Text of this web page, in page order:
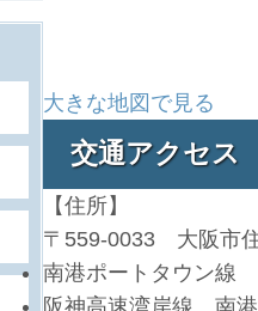
大きな地図で見る
交通アクセス
【住所】
〒559-0033 大阪市
南港ポートタウン線